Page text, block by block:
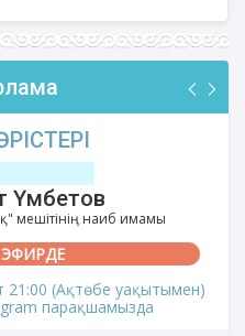
Үмбетов
мешітінің наиб имамы
ЭФИРДЕ
21:00 (Ақтөбе уақытымен)
парақшамызда